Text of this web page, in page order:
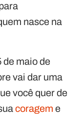
nasce na
de maio de
vai dar uma
você quer de
coragem e